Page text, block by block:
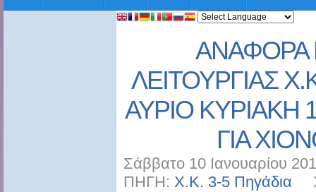
ΑΝΑΦΟΡΑ
ΛΕΙΤΟΥΡΓΙΑΣ
ΑΥΡΙΟ ΚΥΡΙΑΚΗ
ΓΙΑ
Σάββατο 10 Ιανουαρίου
ΠΗΓΗ: Χ.Κ. 3-5 Πηγάδια